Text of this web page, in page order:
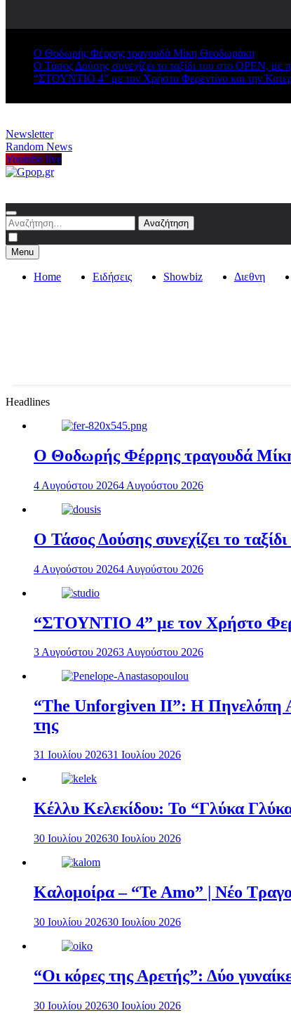
Ο Θοδωρής Φέρρης τραγουδά Μίκη Θεοδωράκη
Ο Τάσος Δούσης συνεχίζει το ταξίδι του στο OPEN,
“ΣΤΟΥΝΤΙΟ 4” με τον Χρήστο Φερεντίνο και την
Newsletter
Random News
Youtube live
Αναζήτηση
για:
Menu
Home Ειδήσεις Showbiz Διεθνη
Headlines
Ο Θοδωρής Φέρρης τραγουδά
4 Αυγούστου 20264 Αυγούστου 2026
Ο Τάσος Δούσης συνεχίζει το
4 Αυγούστου 20264 Αυγούστου 2026
“ΣΤΟΥΝΤΙΟ 4” με τον Χρήστο
3 Αυγούστου 20263 Αυγούστου 2026
“The Unforgiven II”: Η Πηνελόπη
της
31 Ιουλίου 202631 Ιουλίου 2026
Κέλλυ Κελεκίδου: Το “Γλύκα
30 Ιουλίου 202630 Ιουλίου 2026
Καλομοίρα – “Te Amo” | Νέο
30 Ιουλίου 202630 Ιουλίου 2026
“Οι κόρες της Αρετής”: Δύο
30 Ιουλίου 202630 Ιουλίου 2026